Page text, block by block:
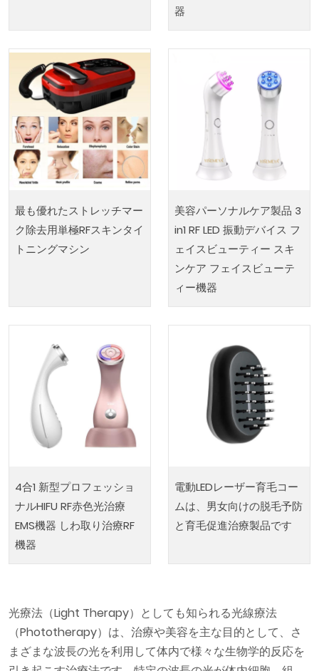
器
最も優れたストレッチマー
ク除去用単極RFスキンタイ
トニングマシン
美容パーソナルケア製品 3
in1 RF LED 振動デバイス フ
ェイスビューティー スキ
ンケア フェイスビューテ
ィー機器
4合1 新型プロフェッショ
ナルHIFU RF赤色光治療
EMS機器 しわ取り治療RF
機器
電動LEDレーザー育毛コー
ムは、男女向けの脱毛予防
と育毛促進治療製品です
光療法（Light Therapy）としても知られる光線療法
（Phototherapy）は、治療や美容を主な目的として、さ
まざまな波長の光を利用して体内で様々な生物学的反応を